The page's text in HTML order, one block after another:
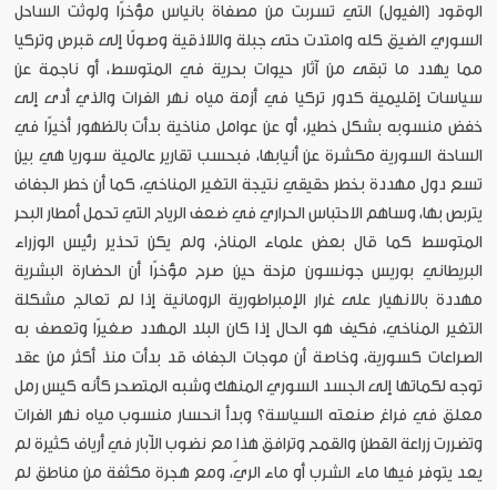
الوقود (الفيول) التي تسربت من مصفاة بانياس مؤخرًا ولوثت الساحل
السوري الضيق كله وامتدت حتى جبلة واللاذقية وصولًا إلى قبرص وتركيا
مما يهدد ما تبقى من آثار حيوات بحرية في المتوسط، أو ناجمة عن
سياسات إقليمية كدور تركيا في أزمة مياه نهر الفرات والذي أدى إلى
خفض منسوبه بشكل خطير، أو عن عوامل مناخية بدأت بالظهور أخيرًا في
الساحة السورية مكشرة عن أنيابها، فبحسب تقارير عالمية سوريا هي بين
تسع دول مهددة بخطر حقيقي نتيجة التغير المناخي، كما أن خطر الجفاف
يتربص بها، وساهم الاحتباس الحراري في ضعف الرياح التي تحمل أمطار البحر
المتوسط كما قال بعض علماء المناخ، ولم يكن تحذير رئيس الوزراء
البريطاني بوريس جونسون مزحة حين صرح مؤخرًا أن الحضارة البشرية
مهددة بالانهيار على غرار الإمبراطورية الرومانية إذا لم تعالج مشكلة
التغير المناخي، فكيف هو الحال إذا كان البلد المهدد صغيرًا وتعصف به
الصراعات كسورية، وخاصة أن موجات الجفاف قد بدأت منذ أكثر من عقد
توجه لكماتها إلى الجسد السوري المنهك وشبه المتصحر كأنه كيس رمل
معلق في فراغ صنعته السياسة؟ وبدأ انحسار منسوب مياه نهر الفرات
وتضررت زراعة القطن والقمح وترافق هذا مع نضوب الآبار في أرياف كثيرة لم
يعد يتوفر فيها ماء الشرب أو ماء الريّ، ومع هجرة مكثفة من مناطق لم